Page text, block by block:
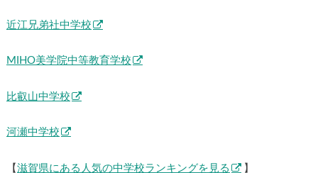
近江兄弟社中学校
MIHO美学院中等教育学校
比叡山中学校
河瀬中学校
【 滋賀県にある人気の中学校ランキングを見る 】